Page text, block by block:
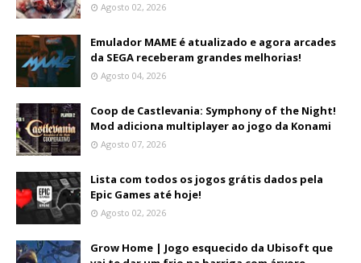
Agosto 02, 2026
Emulador MAME é atualizado e agora arcades
da SEGA receberam grandes melhorias!
Agosto 04, 2026
Coop de Castlevania: Symphony of the Night!
Mod adiciona multiplayer ao jogo da Konami
Agosto 07, 2026
Lista com todos os jogos grátis dados pela
Epic Games até hoje!
Agosto 02, 2026
Grow Home | Jogo esquecido da Ubisoft que